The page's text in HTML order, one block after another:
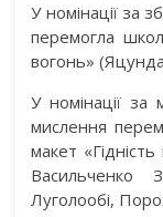
У номінації за
перемогла
вогонь»
У номінації за
мислення
макет
Васильченко
Луголообі,